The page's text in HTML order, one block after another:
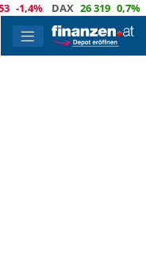
-1,4% DAX 26 319 0,7%